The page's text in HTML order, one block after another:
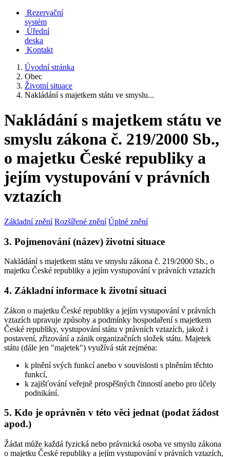
Rezervační
systém
Úřední
deska
Kontakt
Úvodní stránka
Obec
Životní situace
Nakládání s majetkem státu ve smyslu...
Nakládání s majetkem státu ve
smyslu zákona č. 219/2000 Sb.,
o majetku České republiky a
jejím vystupování v právních
vztazích
Základní znění Rozšířené znění Úplné znění
3. Pojmenování (název) životní situace
Nakládání s majetkem státu ve smyslu zákona č. 219/2000 Sb., o
majetku České republiky a jejím vystupování v právních vztazích
4. Základní informace k životní situaci
Zákon o majetku České republiky a jejím vystupování v právních
vztazích upravuje způsoby a podmínky hospodaření s majetkem
České republiky, vystupování státu v právních vztazích, jakož i
postavení, zřizování a zánik organizačních složek státu. Majetek
státu (dále jen "majetek") využívá stát zejména:
k plnění svých funkcí anebo v souvislosti s plněním těchto
funkcí,
k zajišťování veřejně prospěšných činností anebo pro účely
podnikání.
5. Kdo je oprávněn v této věci jednat (podat žádost
apod.)
Žádat může každá fyzická nebo právnická osoba ve smyslu zákona
o majetku České republiky a jejím vystupování v právních vztazích,